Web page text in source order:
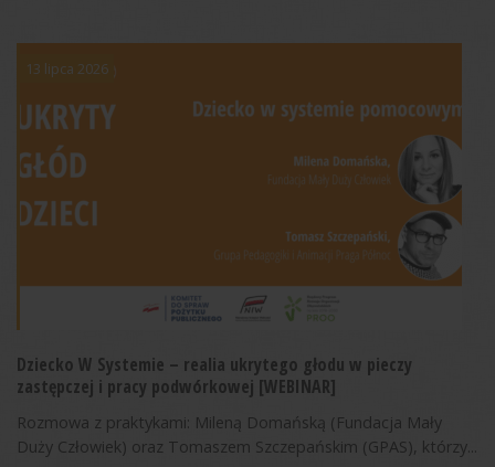
13 lipca 2026
Dziecko W Systemie – realia ukrytego głodu w pieczy
zastępczej i pracy podwórkowej [WEBINAR]
Rozmowa z praktykami: Mileną Domańską (Fundacja Mały
Duży Człowiek) oraz Tomaszem Szczepańskim (GPAS), którzy...